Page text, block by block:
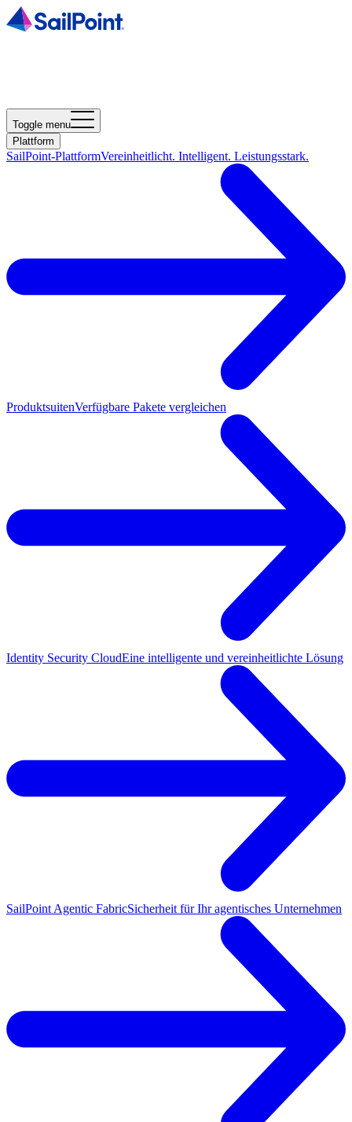
Toggle menu
Plattform
SailPoint-PlattformVereinheitlicht. Intelligent. Leistungsstark.
ProduktsuitenVerfügbare Pakete vergleichen
Identity Security CloudEine intelligente und vereinheitlichte Lösung
SailPoint Agentic FabricSicherheit für Ihr agentisches Unternehmen